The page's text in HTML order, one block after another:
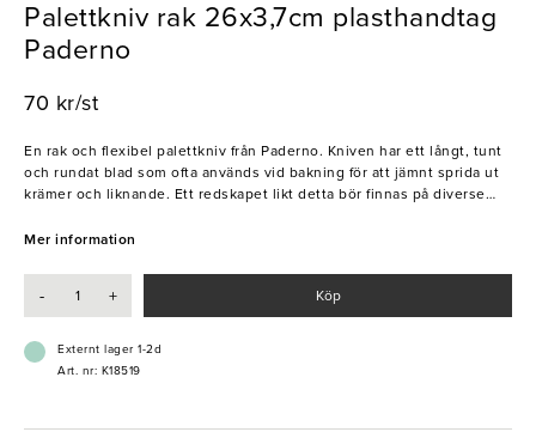
Palettkniv rak 26x3,7cm plasthandtag
Paderno
70 kr/st
En rak och flexibel palettkniv från Paderno. Kniven har ett långt, tunt
och rundat blad som ofta används vid bakning för att jämnt sprida ut
krämer och liknande. Ett redskapet likt detta bör finnas på diverse
Mer information
- + Köp
Externt lager 1-2d
Art. nr: K18519